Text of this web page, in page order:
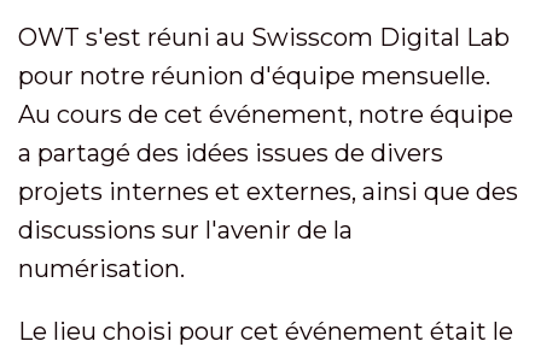
OWT s'est réuni au Swisscom Digital Lab
pour notre réunion d'équipe mensuelle.
Au cours de cet événement, notre équipe
a partagé des idées issues de divers
projets internes et externes, ainsi que des
discussions sur l'avenir de la
numérisation.
Le lieu choisi pour cet événement était le